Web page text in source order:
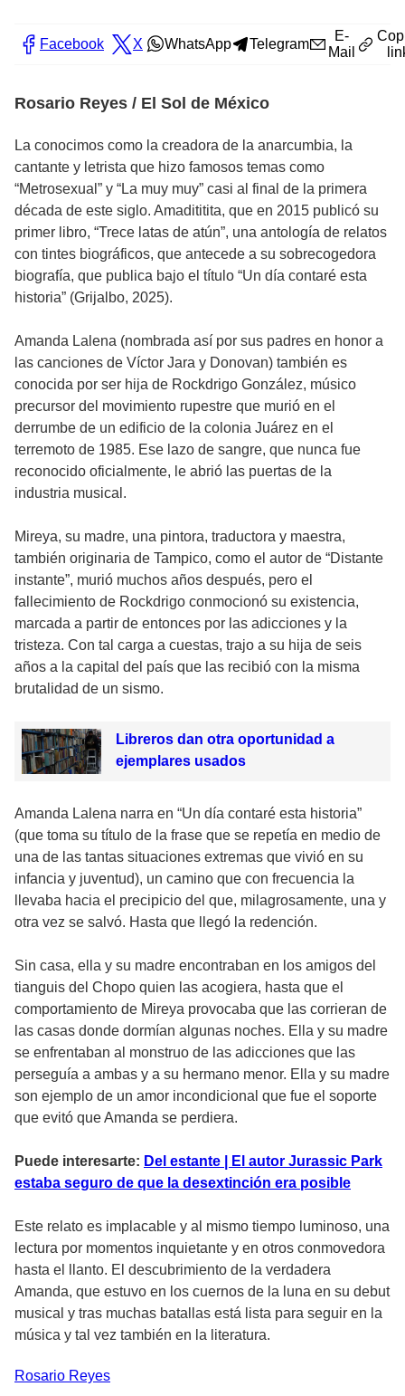
Facebook X WhatsApp Telegram
E-
Mail
Rosario Reyes / El Sol de México
La conocimos como la creadora de la anarcumbia, la
cantante y letrista que hizo famosos temas como
“Metrosexual” y “La muy muy” casi al final de la primera
década de este siglo. Amadititita, que en 2015 publicó su
primer libro, “Trece latas de atún”, una antología de relatos
con tintes biográficos, que antecede a su sobrecogedora
biografía, que publica bajo el título “Un día contaré esta
historia” (Grijalbo, 2025).
Amanda Lalena (nombrada así por sus padres en honor a
las canciones de Víctor Jara y Donovan) también es
conocida por ser hija de Rockdrigo González, músico
precursor del movimiento rupestre que murió en el
derrumbe de un edificio de la colonia Juárez en el
terremoto de 1985. Ese lazo de sangre, que nunca fue
reconocido oficialmente, le abrió las puertas de la
industria musical.
Mireya, su madre, una pintora, traductora y maestra,
también originaria de Tampico, como el autor de “Distante
instante”, murió muchos años después, pero el
fallecimiento de Rockdrigo conmocionó su existencia,
marcada a partir de entonces por las adicciones y la
tristeza. Con tal carga a cuestas, trajo a su hija de seis
años a la capital del país que las recibió con la misma
brutalidad de un sismo.
Libreros dan otra oportunidad a
ejemplares usados
Amanda Lalena narra en “Un día contaré esta historia”
(que toma su título de la frase que se repetía en medio de
una de las tantas situaciones extremas que vivió en su
infancia y juventud), un camino que con frecuencia la
llevaba hacia el precipicio del que, milagrosamente, una y
otra vez se salvó. Hasta que llegó la redención.
Sin casa, ella y su madre encontraban en los amigos del
tianguis del Chopo quien las acogiera, hasta que el
comportamiento de Mireya provocaba que las corrieran de
las casas donde dormían algunas noches. Ella y su madre
se enfrentaban al monstruo de las adicciones que las
perseguía a ambas y a su hermano menor. Ella y su madre
son ejemplo de un amor incondicional que fue el soporte
que evitó que Amanda se perdiera.
Puede interesarte: Del estante | El autor Jurassic Park
estaba seguro de que la desextinción era posible
Este relato es implacable y al mismo tiempo luminoso, una
lectura por momentos inquietante y en otros conmovedora
hasta el llanto. El descubrimiento de la verdadera
Amanda, que estuvo en los cuernos de la luna en su debut
musical y tras muchas batallas está lista para seguir en la
música y tal vez también en la literatura.
Rosario Reyes